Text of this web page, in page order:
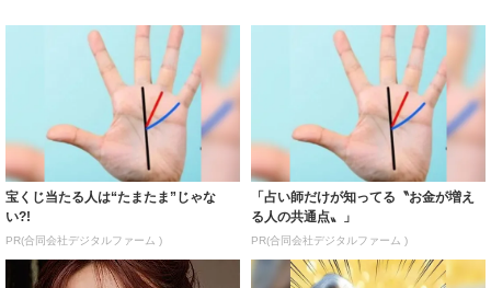
宝くじ当たる人は“たまたま”じゃな
い?!
PR(合同会社デジタルファーム )
「占い師だけが知ってる〝お金が増え
る人の共通点〟」
PR(合同会社デジタルファーム )